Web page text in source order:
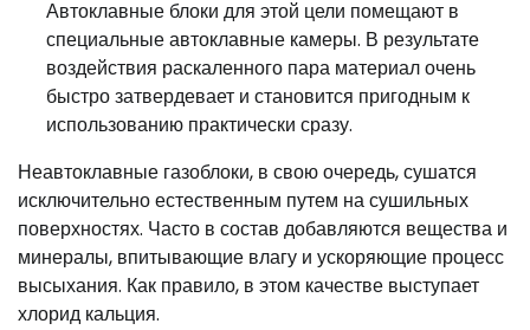
Автоклавные блоки для этой цели помещают в
специальные автоклавные камеры. В результате
воздействия раскаленного пара материал очень
быстро затвердевает и становится пригодным к
использованию практически сразу.
Неавтоклавные газоблоки, в свою очередь, сушатся
исключительно естественным путем на сушильных
поверхностях. Часто в состав добавляются вещества и
минералы, впитывающие влагу и ускоряющие процесс
высыхания. Как правило, в этом качестве выступает
хлорид кальция.